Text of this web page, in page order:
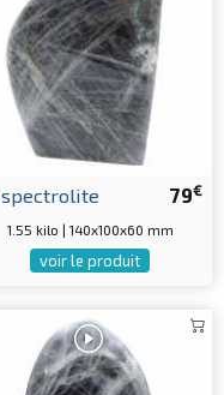
79€
spectrolite
1.55 kilo | 140x100x60 mm
voir le produit